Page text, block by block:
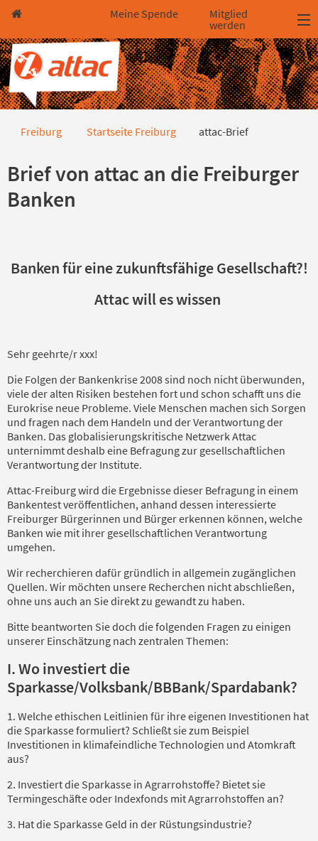
Direkt zum Hauptinhalt springen
Direkt zur Haupt-Navigation springen
Direkt zur Service-Navigation springen
Direkt zur Footer-Navigation springen
Direkt zum Footerinhalt springen
Meine Spende
Mitglied
werden
attac-Brief
Freiburg Startseite Freiburg attac-Brief
Brief von attac an die Freiburger
Banken
Banken für eine zukunftsfähige Gesellschaft?!
Attac will es wissen
Sehr geehrte/r xxx!
Die Folgen der Bankenkrise 2008 sind noch nicht überwunden,
viele der alten Risiken bestehen fort und schon schafft uns die
Eurokrise neue Probleme. Viele Menschen machen sich Sorgen
und fragen nach dem Handeln und der Verantwortung der
Banken. Das globalisierungskritische Netzwerk Attac
unternimmt deshalb eine Befragung zur gesellschaftlichen
Verantwortung der Institute.
Attac-Freiburg wird die Ergebnisse dieser Befragung in einem
Bankentest veröffentlichen, anhand dessen interessierte
Freiburger Bürgerinnen und Bürger erkennen können, welche
Banken wie mit ihrer gesellschaftlichen Verantwortung
umgehen.
Wir recherchieren dafür gründlich in allgemein zugänglichen
Quellen. Wir möchten unsere Recherchen nicht abschließen,
ohne uns auch an Sie direkt zu gewandt zu haben.
Bitte beantworten Sie doch die folgenden Fragen zu einigen
unserer Einschätzung nach zentralen Themen:
I. Wo investiert die
Sparkasse/Volksbank/BBBank/Spardabank?
1. Welche ethischen Leitlinien für ihre eigenen Investitionen hat
die Sparkasse formuliert? Schließt sie zum Beispiel
Investitionen in klimafeindliche Technologien und Atomkraft
aus?
2. Investiert die Sparkasse in Agrarrohstoffe? Bietet sie
Termingeschäfte oder Indexfonds mit Agrarrohstoffen an?
3. Hat die Sparkasse Geld in der Rüstungsindustrie?